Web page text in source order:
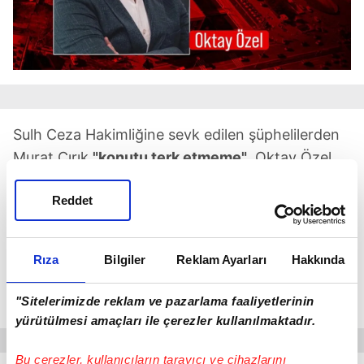
Rıza Bilgiler Reklam Ayarları Hakkında
"Sitelerimizde reklam ve pazarlama faaliyetlerinin
yürütülmesi amaçları ile çerezler kullanılmaktadır.
Bu çerezler, kullanıcıların tarayıcı ve cihazlarını
Reddet
Sulh Ceza Hakimliğine sevk edilen şüphelilerden
Murat Cırık "konutu terk etmeme" , Oktay Özel,
Cezayir Aday, Ahmet Kocadağ, Ünal Aksoy ile
Hakan Cullanmak ise
"yurt dışı çıkış
yasağı" şeklindeki adli kontrol tedbiriyle serbest
Gözaltına alınan 22 şüphelinin ise emniyetteki
işlemleri sürüyor.